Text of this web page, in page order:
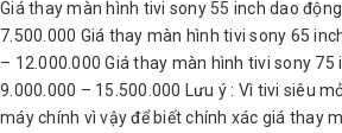
Giá thay màn hình tivi sony 55 inch dao
7.500.000 Giá thay màn hình tivi sony 65
– 12.000.000 Giá thay màn hình tivi sony
9.000.000 – 15.500.000 Lưu ý : Vì tivi siêu
máy chính vì vậy để biết chính xác giá thay